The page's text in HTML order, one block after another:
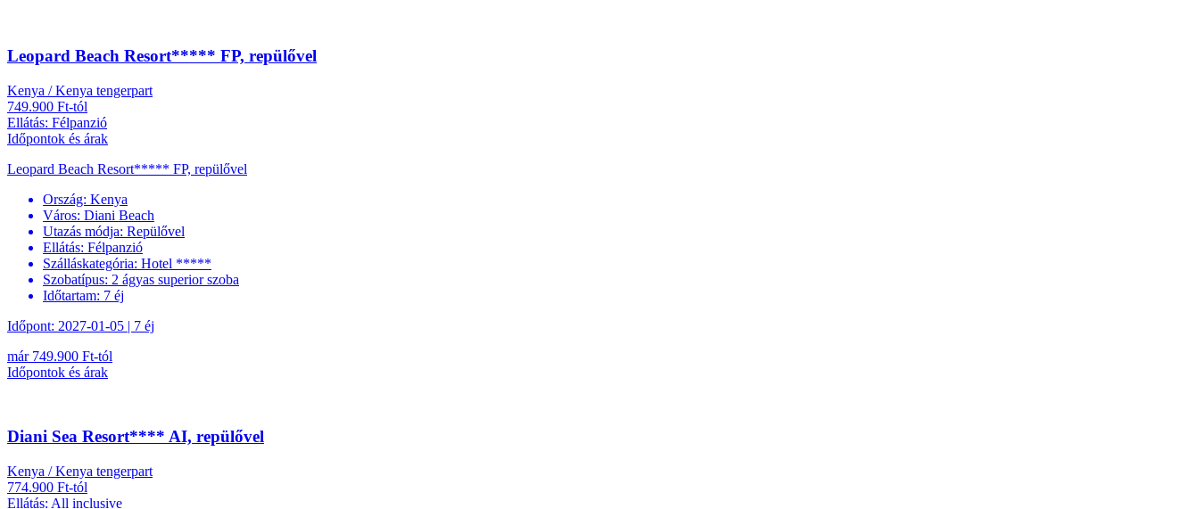
Leopard Beach Resort***** FP, repülővel
Kenya / Kenya tengerpart
749.900 Ft-tól
Ellátás: Félpanzió
Időpontok és árak
Leopard Beach Resort***** FP, repülővel
Ország: Kenya
Város: Diani Beach
Utazás módja: Repülővel
Ellátás: Félpanzió
Szálláskategória: Hotel *****
Szobatípus: 2 ágyas superior szoba
Időtartam: 7 éj
Időpont: 2027-01-05 | 7 éj
már 749.900 Ft-tól
Időpontok és árak
Diani Sea Resort**** AI, repülővel
Kenya / Kenya tengerpart
774.900 Ft-tól
Ellátás: All inclusive